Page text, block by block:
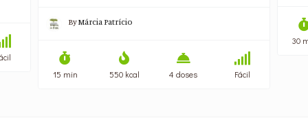
ByMárcia Patrício
15 min 550 kcal 4 doses Fácil
30